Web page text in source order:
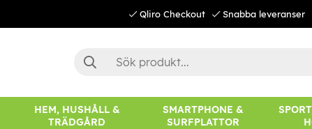
Qliro Checkout Snabba leveranser
HEM, HUSHÅLL &
TRÄDGÅRD
SMARTPHONE &
SURFPLATTOR